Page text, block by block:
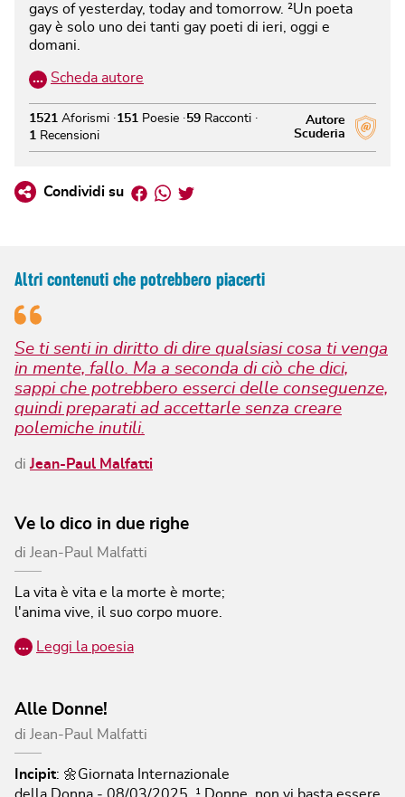
gays of yesterday, today and tomorrow. ²Un poeta
gay è solo uno dei tanti gay poeti di ieri, oggi e
domani.
… Scheda autore
Autore
Scuderia
1521 Aforismi 151 Poesie 59 Racconti
1
Recensioni
Condividi su Facebook
Whatsapp
Twitter
Altri contenuti che potrebbero piacerti
Se ti senti in diritto di dire qualsiasi cosa ti venga
in mente, fallo. Ma a seconda di ciò che dici,
sappi che potrebbero esserci delle conseguenze,
quindi preparati ad accettarle senza creare
polemiche inutili.
diJean-Paul Malfatti
Ve lo dico in due righe
di Jean-Paul Malfatti
La vita è vita e la morte è morte;
l'anima vive, il suo corpo muore.
… Leggi la poesia
Alle Donne!
di Jean-Paul Malfatti
Incipit: 🌼Giornata Internazionale